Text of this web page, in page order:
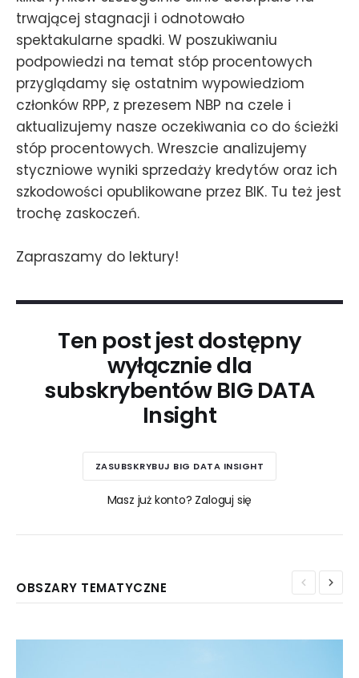
trwającej stagnacji i odnotowało
spektakularne spadki. W poszukiwaniu
podpowiedzi na temat stóp procentowych
przyglądamy się ostatnim wypowiedziom
członków RPP, z prezesem NBP na czele i
aktualizujemy nasze oczekiwania co do ścieżki
stóp procentowych. Wreszcie analizujemy
styczniowe wyniki sprzedaży kredytów oraz ich
szkodowości opublikowane przez BIK. Tu też jest
trochę zaskoczeń.
Zapraszamy do lektury!
Ten post jest dostępny
wyłącznie dla
subskrybentów BIG DATA
Insight
ZASUBSKRYBUJ BIG DATA INSIGHT
Masz już konto? Zaloguj się
OBSZARY TEMATYCZNE